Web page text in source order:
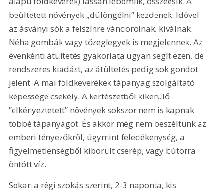
beültetett növények „dülöngélni” kezdenek. Idővel
az ásványi sók a felszínre vándorolnak, kiválnak.
Néha gombák vagy tőzeglegyek is megjelennek. Az
évenkénti átültetés gyakorlata ugyan segít ezen, de
rendszeres kiadást, az átültetés pedig sok gondot
jelent. A mai földkeverékek tápanyag szolgáltató
képessége csekély. A kertészetből kikerülő
”elkényeztetett” növények sokszor nem is kapnak
többé tápanyagot. És akkor még nem beszéltünk az
emberi tényezőkről, úgymint feledékenység, a
figyelmetlenségből kiborult cserép, vagy bútorra
öntött víz.
Sokan a régi szokás szerint, 2-3 naponta, kis